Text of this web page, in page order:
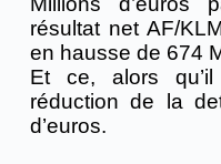
résultat net AF/
en hausse de 674
Et ce, alors
réduction de la
d’euros.